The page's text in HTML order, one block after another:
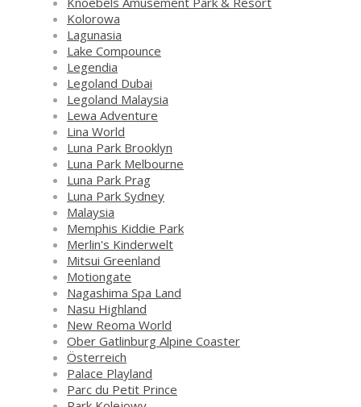
Kolorowa
Lagunasia
Lake Compounce
Legendia
Legoland Dubai
Legoland Malaysia
Lewa Adventure
Lina World
Luna Park Brooklyn
Luna Park Melbourne
Luna Park Prag
Luna Park Sydney
Malaysia
Memphis Kiddie Park
Merlin's Kinderwelt
Mitsui Greenland
Motiongate
Nagashima Spa Land
Nasu Highland
New Reoma World
Ober Gatlinburg Alpine Coaster
Österreich
Palace Playland
Parc du Petit Prince